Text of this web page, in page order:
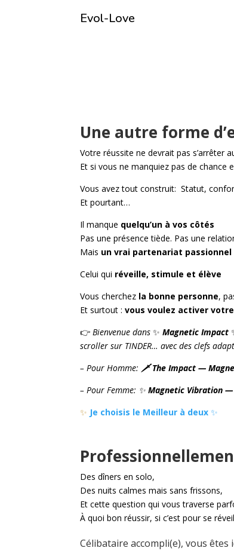
Evol-Love
Une autre forme
Votre réussite ne devrait pas s’arrêter
Et si vous ne manquiez pas de
Vous avez tout construit:Statut,
Et pourtant…
Il manque quelqu’un à vos côtés
Pas une présence tiède. Pas une
Mais un vrai partenariat
Celui qui réveille, stimule et élève
Vous cherchez la bonne personne,
Et surtout :vous voulez activer
👉 Bienvenue dans✨Magnetic Impact
scroller sur TINDER… avec des clefs
– Pour Homme: 🗡️ The Impact —
– Pour Femme: ✨Magnetic Vibration —
✨ Je choisis le Meilleur à deux✨
Des dîners en solo,
Des nuits calmes mais sans frissons,
Et cette question qui vous traverse
À quoi bon réussir, si c’est pour se
Célibataire accompli(e), vous